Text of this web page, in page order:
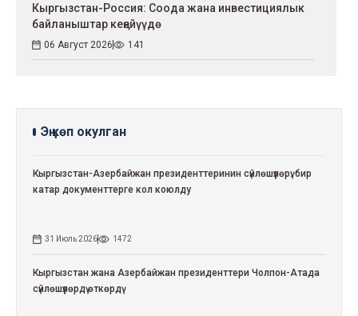
Кыргызстан-Россия: Соода жана инвестициялык
байланыштар кеңейүүдө
06 Август 2026 141
Эң көп окулган
Кыргызстан-Азербайжан президенттеринин сүйлөшүүлөрү: бир
катар документтерге кол коюлду
31 Июль 2026 1472
Кыргызстан жана Азербайжан президенттери Чолпон-Атада
сүйлөшүүлөрдү өткөрдү